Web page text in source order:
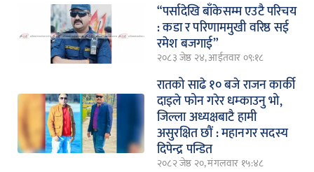
“पर्सादेखि बाँकेसम्म एउटै परिचय
: कडा र परिणाममुखी वरिष्ठ सई
रमेश बजगाई”
२०८३ जेष्ठ २४, आईतवार ०९:१८
रातको साढे १० बजे राजन कार्की
दाइले फोन गरेर धम्काउनु भो,
जिल्ला अध्यक्षबाटै हामी
असुरक्षित छौं : महानगर सदस्य
दिपेन्द्र पन्डित
२०८२ जेष्ठ २०, मंगलवार १५:४८